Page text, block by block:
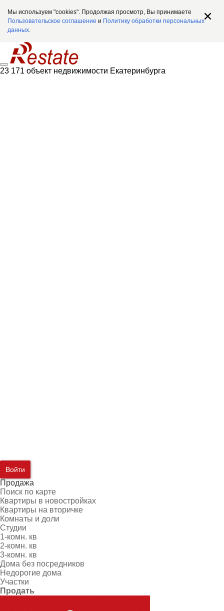
Мы используем "cookies". Продолжая просмотр, Вы принимаете
Пользовательское соглашение и Политику обработки персональных
данных.
23 171 объект недвижимости Екатеринбурга
Войти
Продажа
Поиск по карте
Квартиры в новостройках
Квартиры на вторичке
Комнаты и доли
Студии
1-комн. кв
2-комн. кв
3-комн. кв
Дома без посредников
Недорогие дома
Участки
Продать